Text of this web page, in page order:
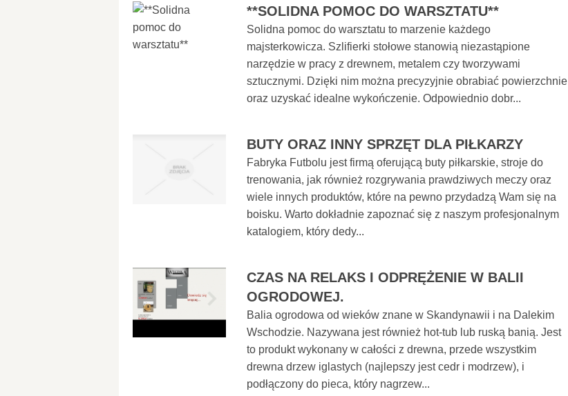
**SOLIDNA POMOC DO WARSZTATU**
Solidna pomoc do warsztatu to marzenie każdego
majsterkowicza. Szlifierki stołowe stanowią niezastąpione
narzędzie w pracy z drewnem, metalem czy tworzywami
sztucznymi. Dzięki nim można precyzyjnie obrabiać powierzchnie
oraz uzyskać idealne wykończenie. Odpowiednio dobr...
BUTY ORAZ INNY SPRZĘT DLA PIŁKARZY
Fabryka Futbolu jest firmą oferującą buty piłkarskie, stroje do
trenowania, jak również rozgrywania prawdziwych meczy oraz
wiele innych produktów, które na pewno przydadzą Wam się na
boisku. Warto dokładnie zapoznać się z naszym profesjonalnym
katalogiem, który dedy...
CZAS NA RELAKS I ODPRĘŻENIE W BALII
OGRODOWEJ.
Balia ogrodowa od wieków znane w Skandynawii i na Dalekim
Wschodzie. Nazywana jest również hot-tub lub ruską banią. Jest
to produkt wykonany w całości z drewna, przede wszystkim
drewna drzew iglastych (najlepszy jest cedr i modrzew), i
podłączony do pieca, który nagrzew...